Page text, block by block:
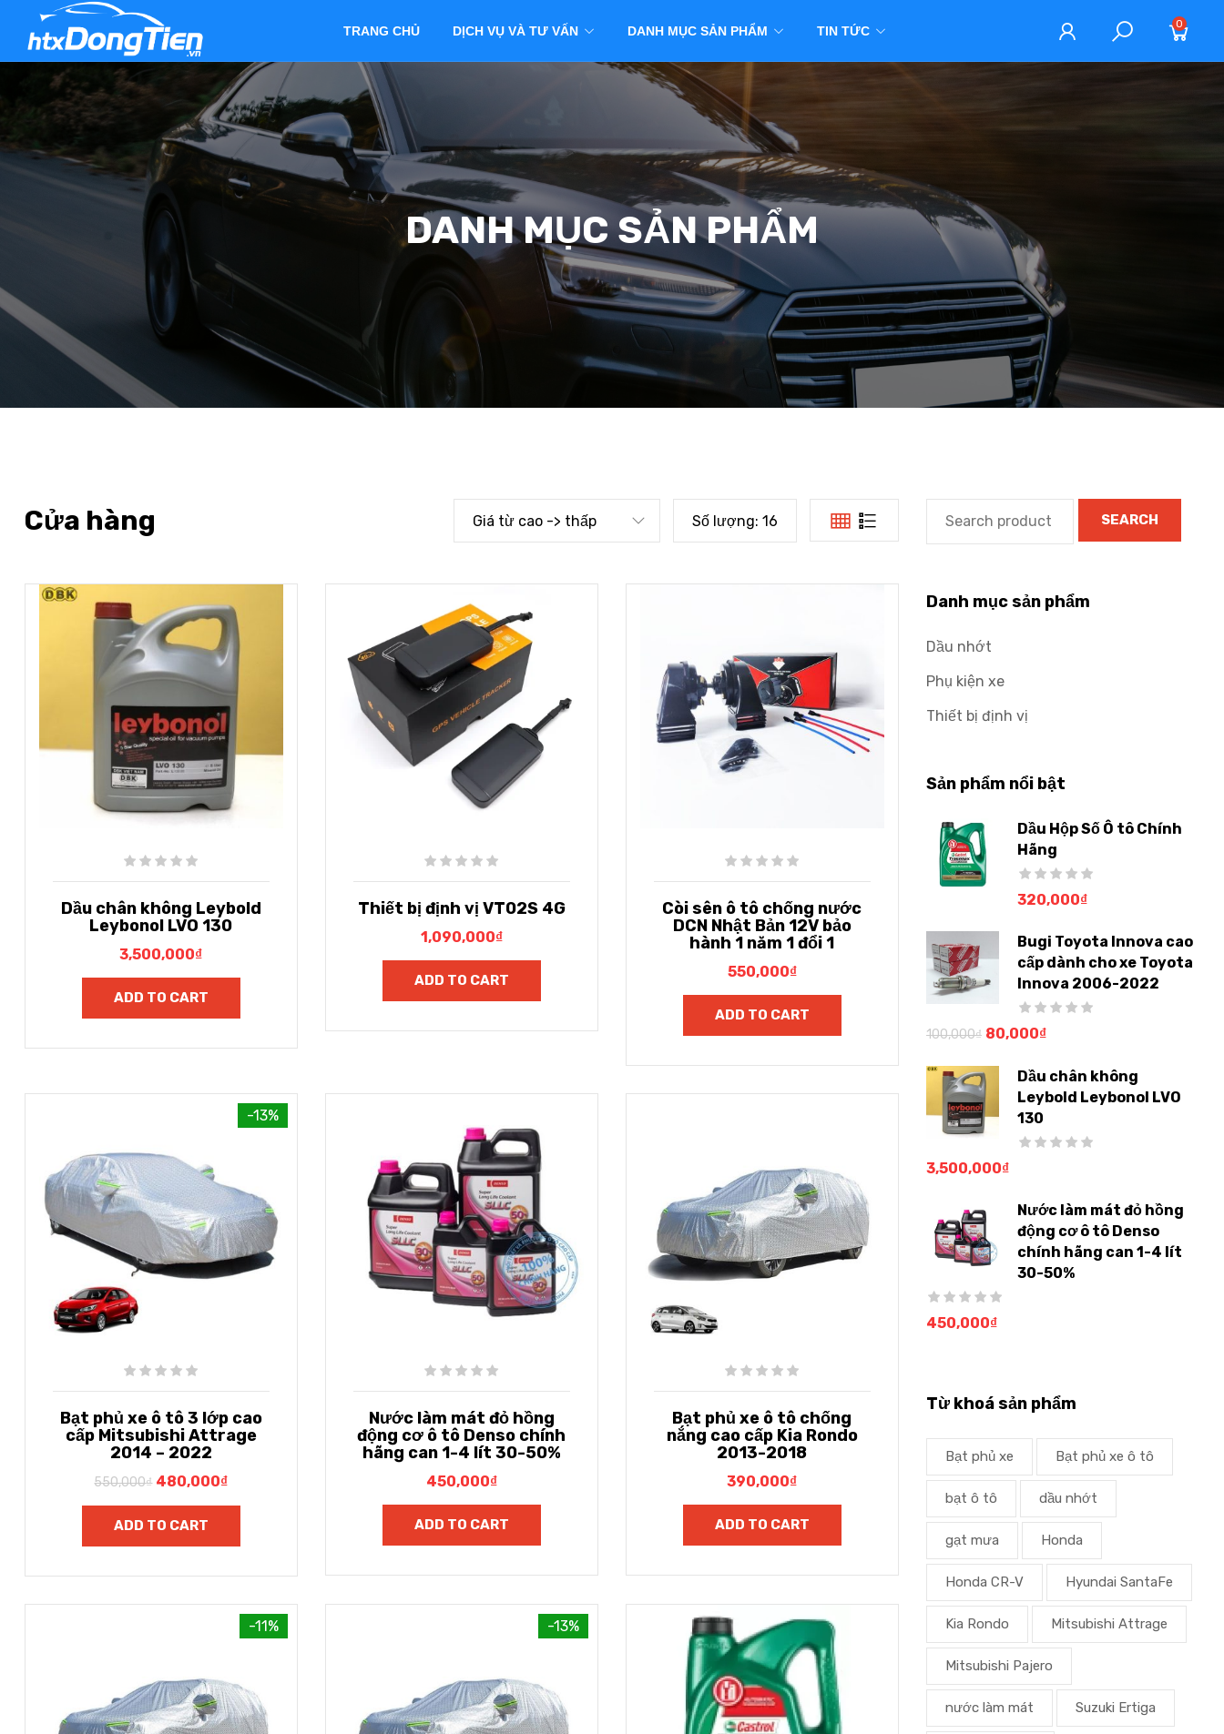
TRANG CHỦ DỊCH VỤ VÀ TƯ VẤN DANH MỤC SẢN PHẨM TIN TỨC 0
DANH MỤC SẢN PHẨM
Cửa hàng Giá từ cao -> thấp Số lượng: 16
Dầu chân không Leybold
Leybonol LVO 130
3,500,000₫
ADD TO CART
Thiết bị định vị VT02S 4G
1,090,000₫
ADD TO CART
Còi sên ô tô chống nước
DCN Nhật Bản 12V bảo
hành 1 năm 1 đổi 1
550,000₫
ADD TO CART
-13%
Bạt phủ xe ô tô 3 lớp cao
cấp Mitsubishi Attrage
2014 – 2022
550,000₫ 480,000₫
ADD TO CART
Nước làm mát đỏ hồng
động cơ ô tô Denso chính
hãng can 1-4 lít 30-50%
450,000₫
ADD TO CART
Bạt phủ xe ô tô chống
nắng cao cấp Kia Rondo
2013-2018
390,000₫
ADD TO CART
-11% -13%
SEARCH
Danh mục sản phẩm
Dầu nhớt
Phụ kiện xe
Thiết bị định vị
Sản phẩm nổi bật
Dầu Hộp Số Ô tô Chính
Hãng
320,000₫
Bugi Toyota Innova cao
cấp dành cho xe Toyota
Innova 2006-2022
100,000₫ 80,000₫
Dầu chân không
Leybold Leybonol LVO
130
3,500,000₫
Nước làm mát đỏ hồng
động cơ ô tô Denso
chính hãng can 1-4 lít
30-50%
450,000₫
Từ khoá sản phẩm
Bạt phủ xe Bạt phủ xe ô tô
bạt ô tô dầu nhớt
gạt mưa Honda
Honda CR-V Hyundai SantaFe
Kia Rondo Mitsubishi Attrage
Mitsubishi Pajero
nước làm mát Suzuki Ertiga